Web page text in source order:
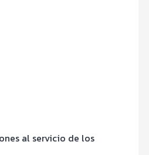
al servicio de los